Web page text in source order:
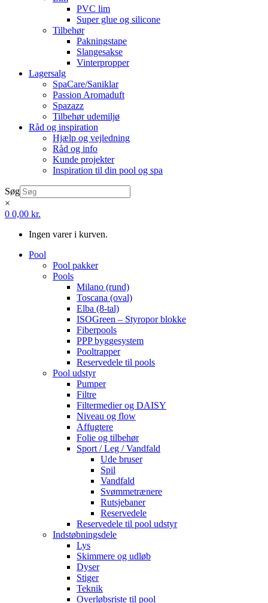
PVC lim
Super glue og silicone
Tilbehør
Pakningstape
Slangesakse
Vinterpropper
Lagersalg
SpaCare/Saniklar
Passion Aromaduft
Spazazz
Tilbehør udemiljø
Råd og inspiration
Hjælp og vejledning
Råd og info
Kunde projekter
Inspiration til din pool og spa
Søg
×
0 0,00 kr.
Ingen varer i kurven.
Pool
Pool pakker
Pools
Milano (rund)
Toscana (oval)
Elba (8-tal)
ISOGreen – Styropor blokke
Fiberpools
PPP byggesystem
Pooltrapper
Reservedele til pools
Pool udstyr
Pumper
Filtre
Filtermedier og DAISY
Niveau og flow
Affugtere
Folie og tilbehør
Sport / Leg / Vandfald
Ude bruser
Spil
Vandfald
Svømmetrænere
Rutsjebaner
Reservedele
Reservedele til pool udstyr
Indstøbningsdele
Lys
Skimmere og udløb
Dyser
Stiger
Teknik
Overløbsriste til pool